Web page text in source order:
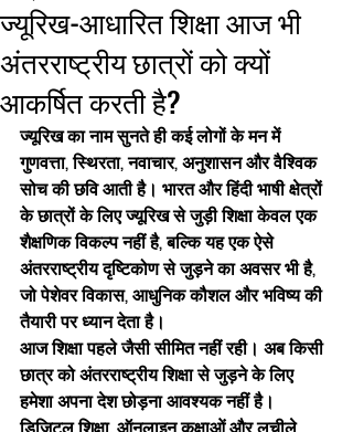
ज्यूरिख-आधारित शिक्षा आज भी
अंतरराष्ट्रीय छात्रों को क्यों
आकर्षित करती है?
ज्यूरिख का नाम सुनते ही कई लोगों के मन में
गुणवत्ता, स्थिरता, नवाचार, अनुशासन और वैश्विक
सोच की छवि आती है। भारत और हिंदी भाषी क्षेत्रों
के छात्रों के लिए ज्यूरिख से जुड़ी शिक्षा केवल एक
शैक्षणिक विकल्प नहीं है, बल्कि यह एक ऐसे
अंतरराष्ट्रीय दृष्टिकोण से जुड़ने का अवसर भी है,
जो पेशेवर विकास, आधुनिक कौशल और भविष्य की
तैयारी पर ध्यान देता है।
आज शिक्षा पहले जैसी सीमित नहीं रही। अब किसी
छात्र को अंतरराष्ट्रीय शिक्षा से जुड़ने के लिए
हमेशा अपना देश छोड़ना आवश्यक नहीं है।
डिजिटल शिक्षा, ऑनलाइन कक्षाओं और लचीले